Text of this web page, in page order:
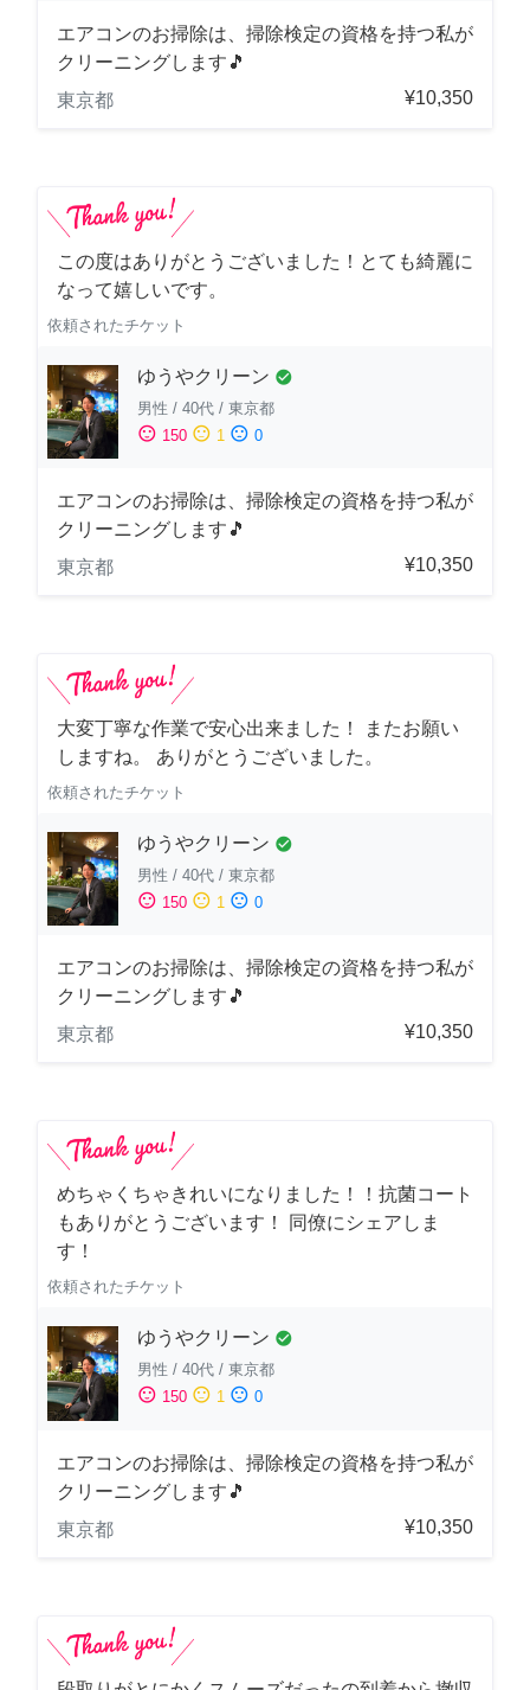
エアコンのお掃除は、掃除検定の資格を持つ私が
クリーニングします🎵
東京都
¥10,350
この度はありがとうございました！とても綺麗に
なって嬉しいです。
依頼されたチケット
ゆうやクリーン check_circle
男性 / 40代 / 東京都
sentiment_satisfied 150 sentiment_neutral 1 sentiment_dissatisfied 0
エアコンのお掃除は、掃除検定の資格を持つ私が
クリーニングします🎵
東京都
¥10,350
大変丁寧な作業で安心出来ました！ またお願い
しますね。 ありがとうございました。
依頼されたチケット
ゆうやクリーン check_circle
男性 / 40代 / 東京都
sentiment_satisfied 150 sentiment_neutral 1 sentiment_dissatisfied 0
エアコンのお掃除は、掃除検定の資格を持つ私が
クリーニングします🎵
東京都
¥10,350
めちゃくちゃきれいになりました！！抗菌コート
もありがとうございます！ 同僚にシェアしま
す！
依頼されたチケット
ゆうやクリーン check_circle
男性 / 40代 / 東京都
sentiment_satisfied 150 sentiment_neutral 1 sentiment_dissatisfied 0
エアコンのお掃除は、掃除検定の資格を持つ私が
クリーニングします🎵
東京都
¥10,350